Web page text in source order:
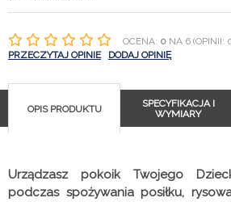
OCENA: 0 NA 6 (OPINII:
PRZECZYTAJ OPINIE
DODAJ OPINIĘ
OPIS PRODUKTU
SPECYFIKACJA I
WYMIARY
Urządzasz pokoik Twojego
podczas spożywania posiłku,